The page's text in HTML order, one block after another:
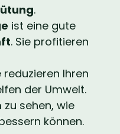
.
ist eine gute
. Sie profitieren
reduzieren Ihren
der Umwelt.
zu sehen, wie
können.